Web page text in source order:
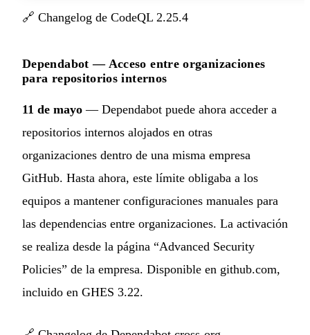
🔗 Changelog de CodeQL 2.25.4
Dependabot — Acceso entre organizaciones
para repositorios internos
11 de mayo — Dependabot puede ahora acceder a
repositorios internos alojados en otras
organizaciones dentro de una misma empresa
GitHub. Hasta ahora, este límite obligaba a los
equipos a mantener configuraciones manuales para
las dependencias entre organizaciones. La activación
se realiza desde la página “Advanced Security
Policies” de la empresa. Disponible en github.com,
incluido en GHES 3.22.